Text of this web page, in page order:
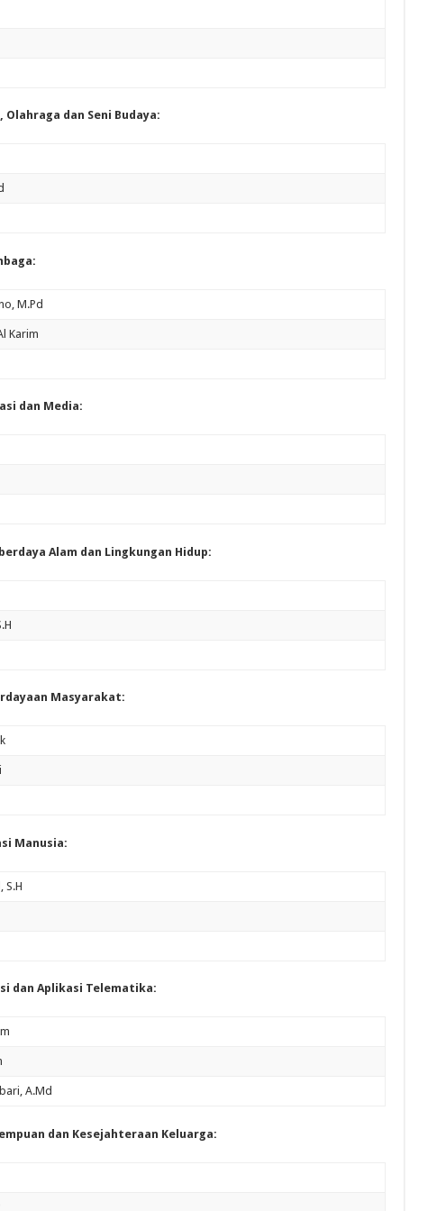
Olahraga dan Seni Budaya:
M.Pd
Karim
dan Media:
Alam dan Lingkungan Hidup:
Masyarakat:
Manusia:
S.H
dan Aplikasi Telematika:
A.Md
dan Kesejahteraan Keluarga: